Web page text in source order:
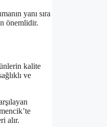
yanı sıra
önemlidir.
kalite
ve
alır.